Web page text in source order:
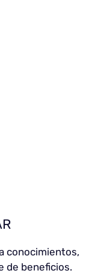
conocimientos,
de beneficios.